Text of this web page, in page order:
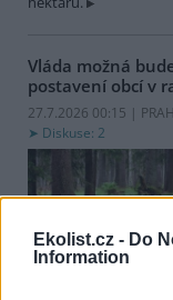
Ekolist.cz - Do
Information
Vláda možná
postavení obcí v
27.7.2026 00:15 |
Diskuse: 2
národních parků.